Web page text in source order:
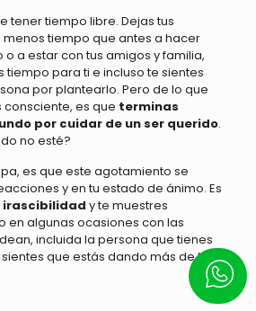
tener tiempo libre. Dejas tus
tiempo que antes a hacer
a estar con tus amigos y familia,
tiempo para ti e incluso te sientes
por plantearlo. Pero de lo que
es que terminas
por cuidar de un ser querido.
no esté?
es que este agotamiento se
y en tu estado de ánimo. Es
irascibilidad y te muestres
en algunas ocasiones con las
incluida la persona que tienes
que estás dando más de lo